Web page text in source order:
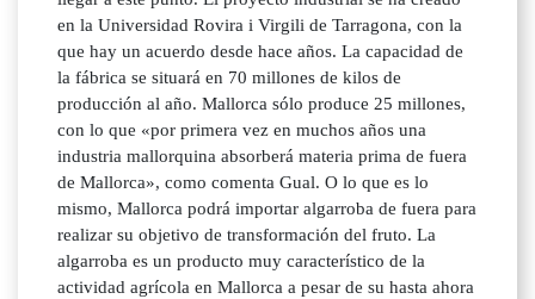
en la Universidad Rovira i Virgili de Tarragona, con la
que hay un acuerdo desde hace años. La capacidad de
la fábrica se situará en 70 millones de kilos de
producción al año. Mallorca sólo produce 25 millones,
con lo que «por primera vez en muchos años una
industria mallorquina absorberá materia prima de fuera
de Mallorca», como comenta Gual. O lo que es lo
mismo, Mallorca podrá importar algarroba de fuera para
realizar su objetivo de transformación del fruto. La
algarroba es un producto muy característico de la
actividad agrícola en Mallorca a pesar de su hasta ahora